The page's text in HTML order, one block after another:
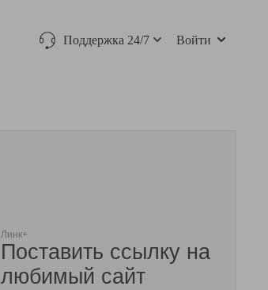
Поддержка 24/7 Войти
Линк+
Поставить ссылку на
любимый сайт